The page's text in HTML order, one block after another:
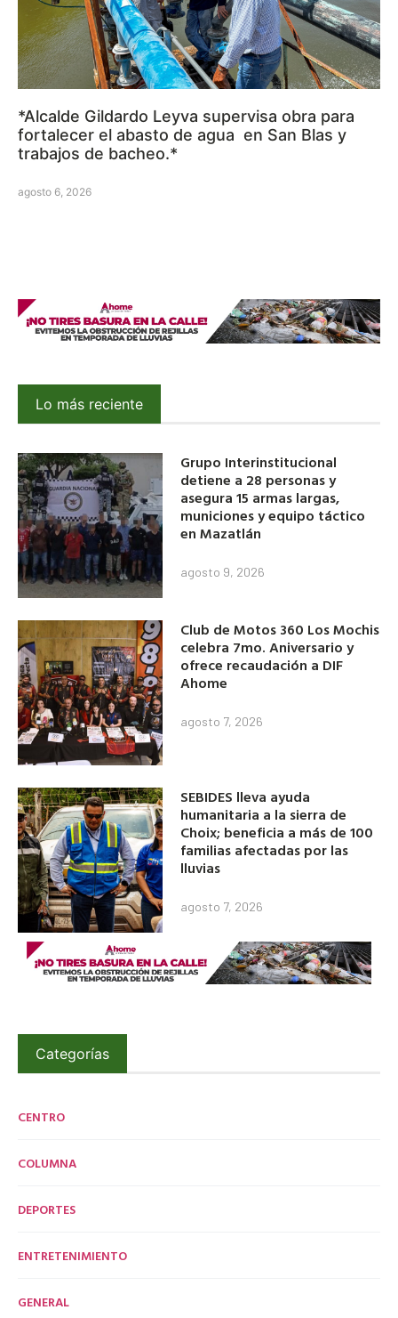
*Alcalde Gildardo Leyva supervisa obra para
fortalecer el abasto de agua en San Blas y
trabajos de bacheo.*
agosto 6, 2026
Lo más reciente
Grupo Interinstitucional
detiene a 28 personas y
asegura 15 armas largas,
municiones y equipo táctico
en Mazatlán
agosto 9, 2026
Club de Motos 360 Los Mochis
celebra 7mo. Aniversario y
ofrece recaudación a DIF
Ahome
agosto 7, 2026
SEBIDES lleva ayuda
humanitaria a la sierra de
Choix; beneficia a más de 100
familias afectadas por las
lluvias
agosto 7, 2026
Categorías
CENTRO
COLUMNA
DEPORTES
ENTRETENIMIENTO
GENERAL